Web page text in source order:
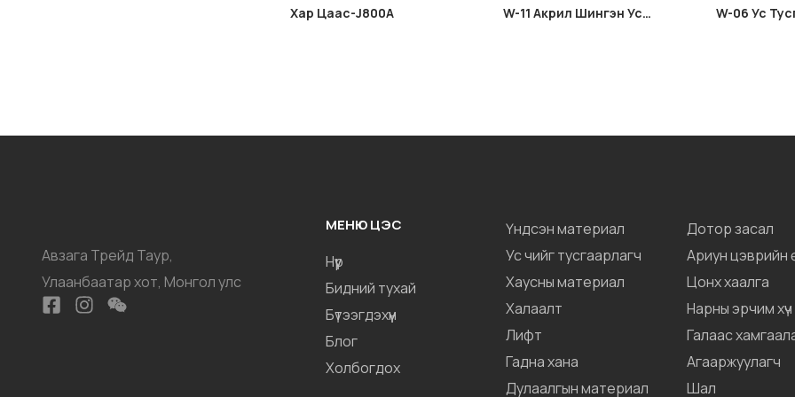
Хар Цаас-J800A
W-11 Акрил Шингэн Ус
W-06 Ус
Авзага Трейд Таур,
Улаанбаатар хот, Монгол улс
МЕНЮ ЦЭС
Нүүр
Бидний тухай
Бүтээгдэхүүн
Блог
Холбогдох
Үндсэн материал
Ус чийг тусгаарлагч
Хаусны материал
Халаалт
Лифт
Гадна хана
Дулаалгын материал
Дотор засал
Ариун цэврийн
Цонх хаалга
Нарны эрчим хүч
Галаас
Агааржуулагч
Шал